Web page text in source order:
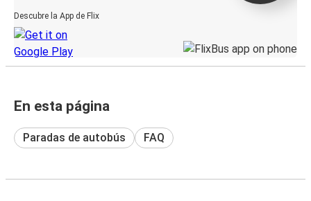
Descubre la App de Flix
En esta página
Paradas de autobús FAQ